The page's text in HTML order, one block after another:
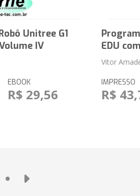
Unitree G1
IV
EBOOK
R$ 29,56
EDU
Vitor
IMPRESSO
R$